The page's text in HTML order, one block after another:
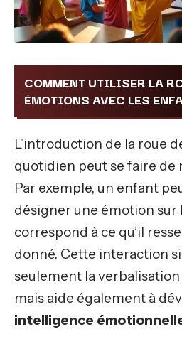
COMMENT UTILISER LA
ÉMOTIONS AVEC LES
L’introduction de la roue
quotidien peut se faire de
Par exemple, un enfant
désigner une émotion sur
correspond à ce qu’il
donné. Cette interaction
seulement la
mais aide également à
intelligence